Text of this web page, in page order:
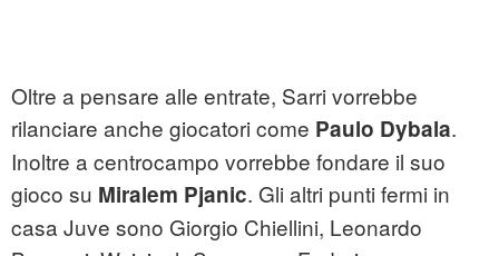
Oltre a pensare alle entrate, Sarri vorrebbe
rilanciare anche giocatori come Paulo Dybala.
Inoltre a centrocampo vorrebbe fondare il suo
gioco su Miralem Pjanic. Gli altri punti fermi in
casa Juve sono Giorgio Chiellini, Leonardo